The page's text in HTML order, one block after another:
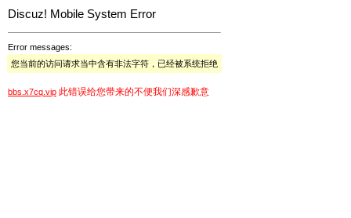
Discuz! Mobile System Error
Error messages:
您当前的访问请求当中含有非法字符，已经被系统拒绝
bbs.x7cq.vip 此错误给您带来的不便我们深感歉意